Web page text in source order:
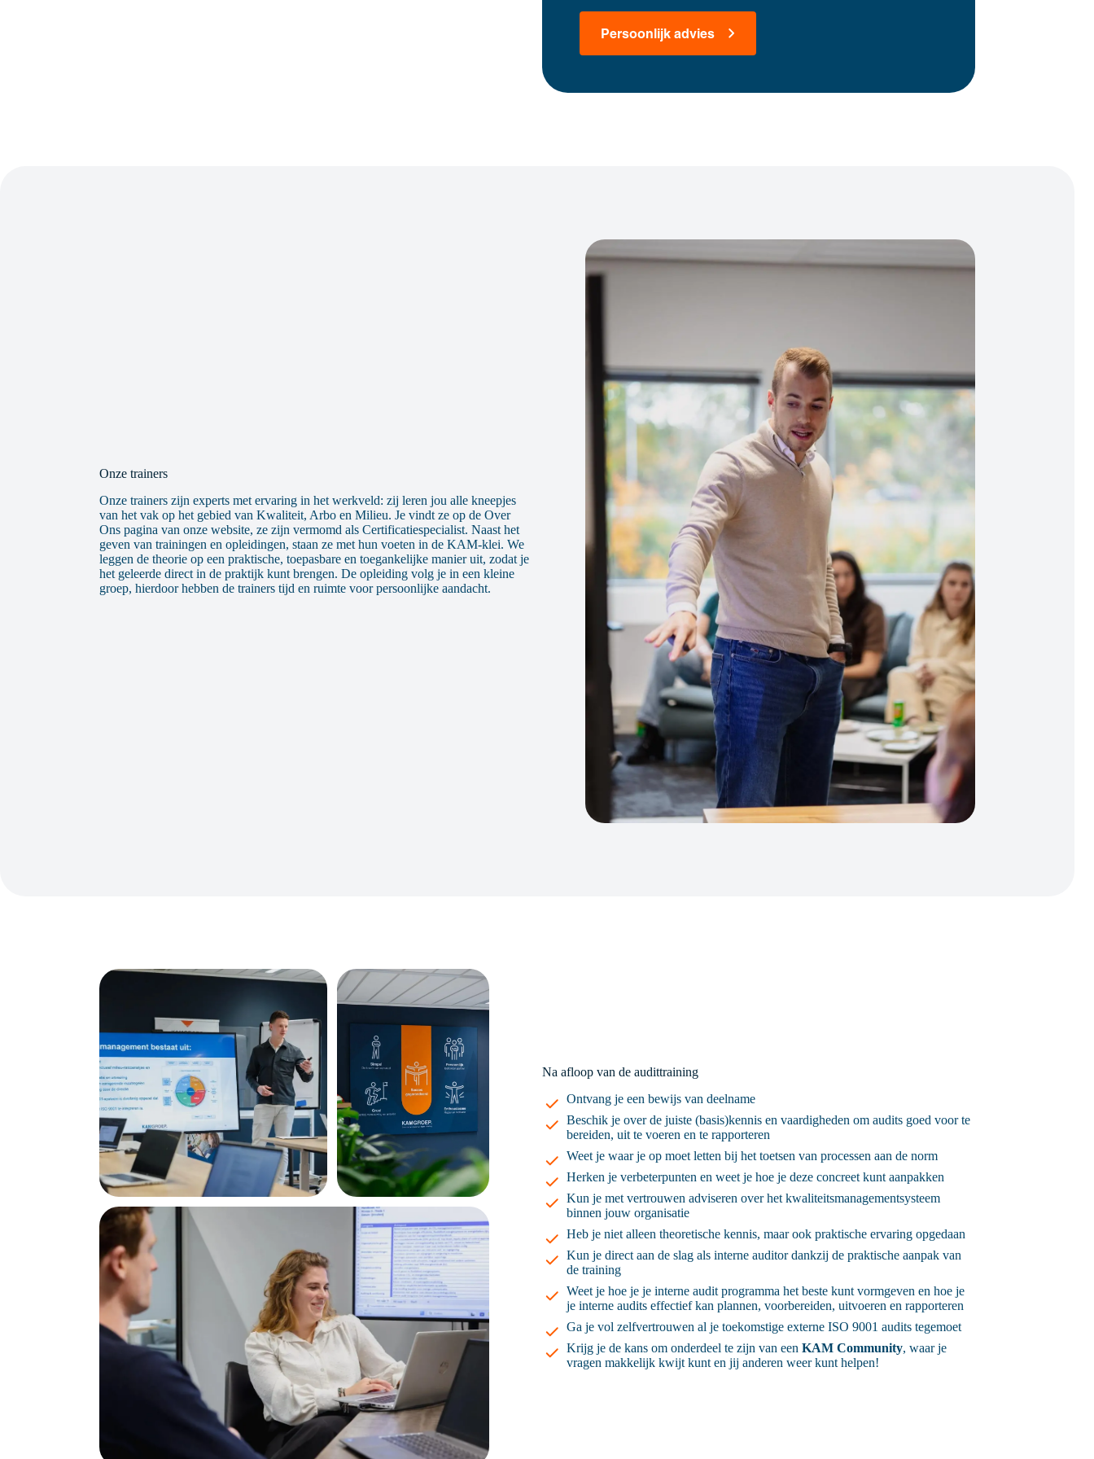
Persoonlijk advies
Onze trainers
Onze trainers zijn experts met ervaring in het werkveld: zij leren jou alle kneepjes
van het vak op het gebied van Kwaliteit, Arbo en Milieu. Je vindt ze op de Over
Ons pagina van onze website, ze zijn vermomd als Certificatiespecialist. Naast het
geven van trainingen en opleidingen, staan ze met hun voeten in de KAM-klei. We
leggen de theorie op een praktische, toepasbare en toegankelijke manier uit, zodat je
het geleerde direct in de praktijk kunt brengen. De opleiding volg je in een kleine
groep, hierdoor hebben de trainers tijd en ruimte voor persoonlijke aandacht.
Na afloop van de audittraining
Ontvang je een bewijs van deelname
Beschik je over de juiste (basis)kennis en vaardigheden om audits goed voor te
bereiden, uit te voeren en te rapporteren
Weet je waar je op moet letten bij het toetsen van processen aan de norm
Herken je verbeterpunten en weet je hoe je deze concreet kunt aanpakken
Kun je met vertrouwen adviseren over het kwaliteitsmanagementsysteem
binnen jouw organisatie
Heb je niet alleen theoretische kennis, maar ook praktische ervaring opgedaan
Kun je direct aan de slag als interne auditor dankzij de praktische aanpak van
de training
Weet je hoe je je interne audit programma het beste kunt vormgeven en hoe je
je interne audits effectief kan plannen, voorbereiden, uitvoeren en rapporteren
Ga je vol zelfvertrouwen al je toekomstige externe ISO 9001 audits tegemoet
Krijg je de kans om onderdeel te zijn van een KAM Community, waar je
vragen makkelijk kwijt kunt en jij anderen weer kunt helpen!